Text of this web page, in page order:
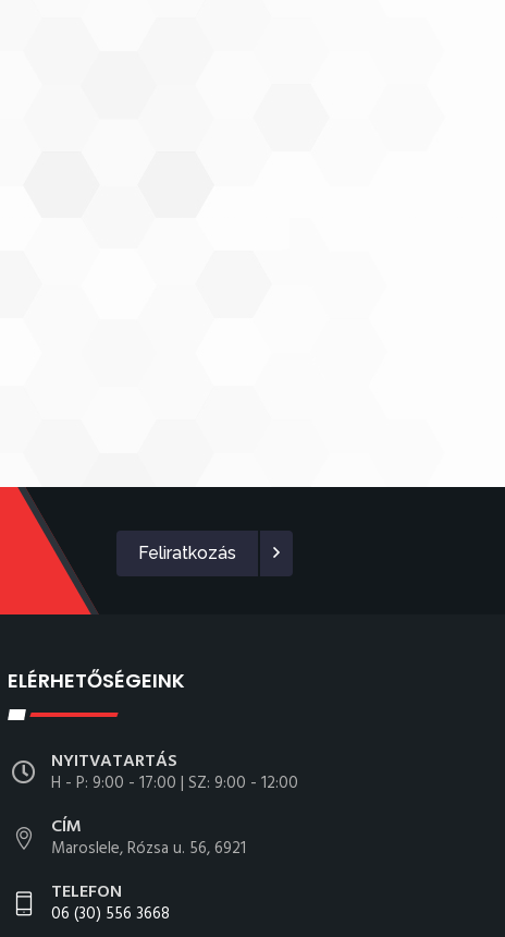
Feliratkozás
ELÉRHETŐSÉGEINK
NYITVATARTÁS
H - P: 9:00 - 17:00 | SZ: 9:00 - 12:00
CÍM
Maroslele, Rózsa u. 56, 6921
TELEFON
06 (30) 556 3668